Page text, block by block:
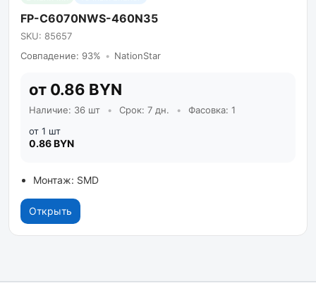
FP-C6070NWS-460N35
SKU: 85657
Совпадение: 93% • NationStar
от 0.86 BYN
Наличие: 36 шт • Срок: 7 дн. •
Фасовка: 1
от 1 шт
0.86 BYN
Монтаж: SMD
Открыть